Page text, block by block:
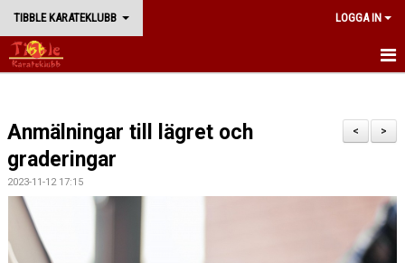
TIBBLE KARATEKLUBB LOGGA IN
BÖRJA TRÄNA
NYHETER
TRÄNING
WADORYU KARATE
>
<
Anmälningar till lägret och
graderingar
2023-11-12 17:15